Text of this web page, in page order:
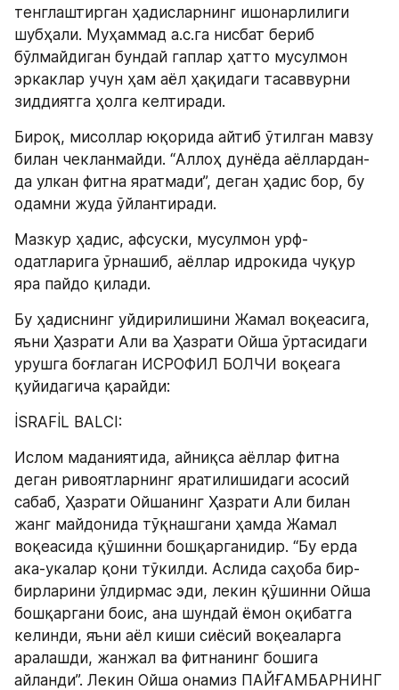
тенглаштирган ҳадисларнинг ишонарлилиги
шубҳали. Муҳаммад а.с.га нисбат бериб
бўлмайдиган бундай гаплар ҳатто мусулмон
эркаклар учун ҳам аёл ҳақидаги тасаввурни
зиддиятга ҳолга келтиради.
Бироқ, мисоллар юқорида айтиб ўтилган мавзу
билан чекланмайди. “Aллоҳ дунёда аёллардан-
да улкан фитна яратмади”, деган ҳадис бор, бу
одамни жуда ўйлантирaди.
Мазкур ҳадис, афсуски, мусулмон урф-
одатларига ўрнашиб, аёллар идрокида чуқур
яра пайдо қилади.
Бу ҳадиснинг уйдирилишини Жамал воқеасига,
яъни Ҳазрати Али ва Ҳазрати Ойша ўртасидаги
урушга боғлаган ИСРОФИЛ БОЛЧИ воқеага
қуйидагича қарайди:
İSRAFİL BALCI:
Ислом маданиятида, айниқса аёллар фитна
деган ривоятларнинг яратилишидаги асосий
сабаб, Ҳазрати Ойшанинг Ҳазрати Aли билан
жанг майдонида тўқнашгани ҳамда Жамал
воқеасида қўшинни бошқарганидир. “Бу ерда
ака-укалар қони тўкилди. Аслида саҳоба бир-
бирларини ўлдирмас эди, лекин қўшинни Ойша
бошқаргани боис, ана шундай ёмон оқибатга
келинди, яъни аёл киши сиёсий воқеаларга
аралашди, жанжал ва фитнанинг бошига
айланди”. Лекин Ойша онамиз ПАЙҒАМБАРНИНГ